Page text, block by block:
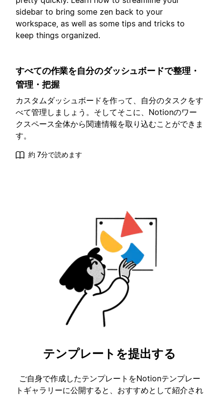
sidebar to bring some zen back to your
workspace, as well as some tips and tricks to
keep things organized.
すべての作業を自分のダッシュボードで整理・
管理・把握
カスタムダッシュボードを作って、自分のタスクをす
べて管理しましょう。そしてそこに、Notionのワー
クスペース全体から関連情報を取り込むことができま
す。
約 7分で読めます
テンプレートを提出する
ご自身で作成したテンプレートをNotionテンプレー
トギャラリーに公開すると、おすすめとして紹介され